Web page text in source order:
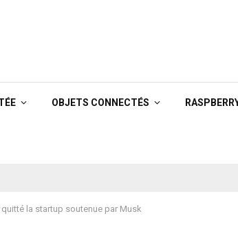
OBJETS CONNECTÉS
la startup soutenue par Musk